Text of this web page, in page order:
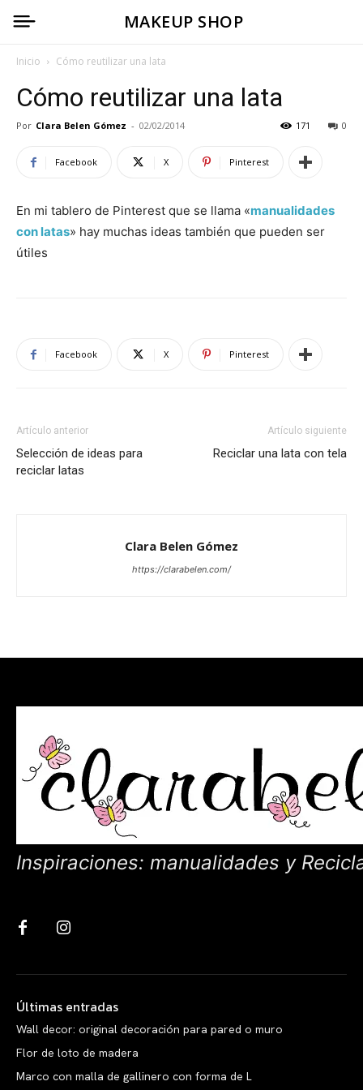
MAKEUP SHOP
Inicio Cómo reutilizar una lata
Cómo reutilizar una lata
Por Clara Belen Gómez - 02/02/2014 0
171
Facebook X Pinterest
En mi tablero de Pinterest que se llama «manualidades
con latas» hay muchas ideas también que pueden ser
útiles
Facebook X Pinterest
Artículo anterior
Selección de ideas para
reciclar latas
Artículo siguiente
Reciclar una lata con tela
Clara Belen Gómez
https://clarabelen.com/
Inspiraciones: manualidades y
Últimas entradas
Wall decor: original decoración para pared o muro
Flor de loto de madera
Marco con malla de gallinero con forma de L